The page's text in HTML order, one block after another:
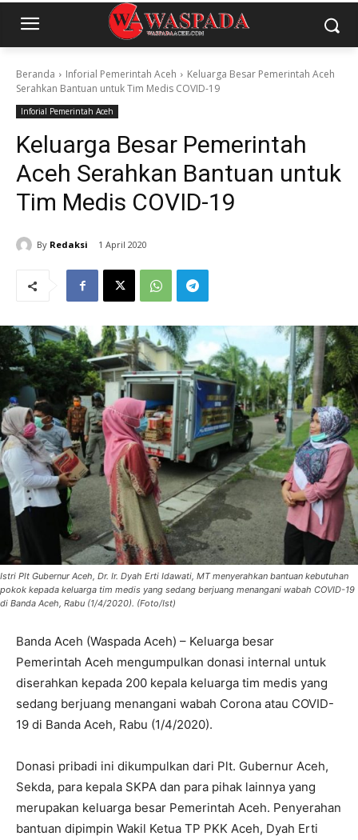
Beranda Inforial Pemerintah Aceh
Keluarga Besar Pemerintah Aceh
Serahkan Bantuan untuk Tim Medis COVID-19
Inforial Pemerintah Aceh
Keluarga Besar Pemerintah
Aceh Serahkan Bantuan untuk
Tim Medis COVID-19
By Redaksi 1 April 2020
Istri Plt Gubernur Aceh, Dr. Ir. Dyah Erti Idawati, MT menyerahkan bantuan kebutuhan
pokok kepada keluarga tim medis yang sedang berjuang menangani wabah COVID-19
di Banda Aceh, Rabu (1/4/2020). (Foto/Ist)
Banda Aceh (Waspada Aceh) – Keluarga besar
Pemerintah Aceh mengumpulkan donasi internal untuk
diserahkan kepada 200 kepala keluarga tim medis yang
sedang berjuang menangani wabah Corona atau COVID-
19 di Banda Aceh, Rabu (1/4/2020).
Donasi pribadi ini dikumpulkan dari Plt. Gubernur Aceh,
Sekda, para kepala SKPA dan para pihak lainnya yang
merupakan keluarga besar Pemerintah Aceh. Penyerahan
bantuan dipimpin Wakil Ketua TP PKK Aceh, Dyah Erti